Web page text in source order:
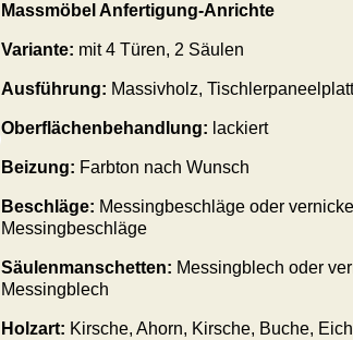
Massmöbel Anfertigung-Anrichte
Variante: mit4 Türen, 2 Säulen
Ausführung: Massivholz,
Oberflächenbehandlung: lackiert
Beizung: Farbton nach Wunsch
Beschläge: Messingbeschläge oder
Messingbeschläge
Säulenmanschetten: Messingblech oder
Messingblech
Holzart: Kirsche, Ahorn, Kirsche, Buche,